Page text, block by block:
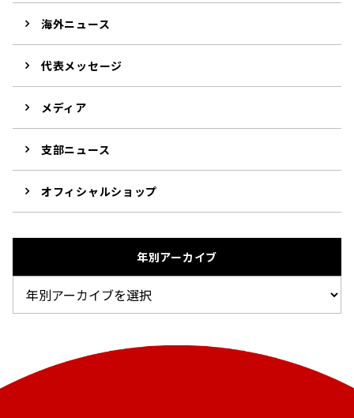
海外ニュース
代表メッセージ
メディア
支部ニュース
オフィシャルショップ
年別アーカイブ